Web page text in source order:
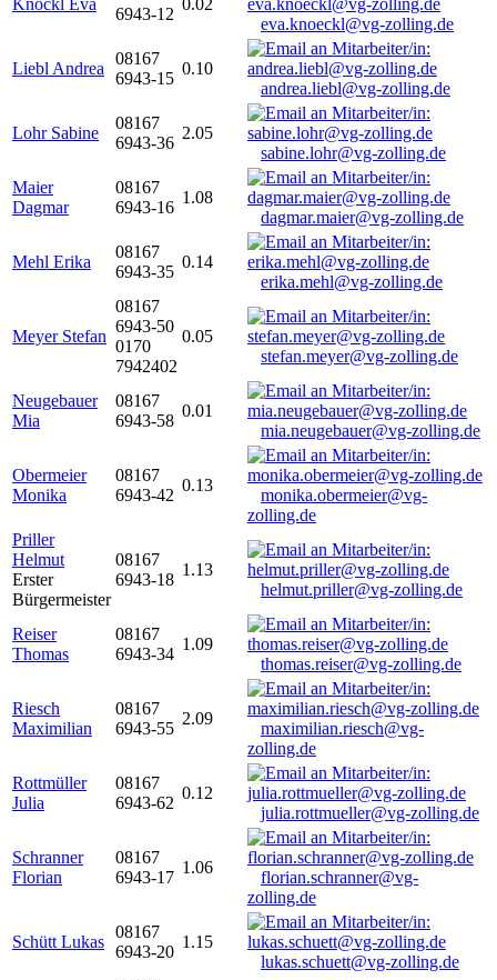
Knöckl Eva
6943-12
0.02
eva.knoeckl@vg-zolling.de
Liebl Andrea
08167
6943-15
0.10
andrea.liebl@vg-zolling.de
Lohr Sabine
08167
6943-36
2.05
sabine.lohr@vg-zolling.de
Maier
Dagmar
08167
6943-16
1.08
dagmar.maier@vg-zolling.de
Mehl Erika
08167
6943-35
0.14
erika.mehl@vg-zolling.de
Meyer Stefan
08167
6943-50
0170
7942402
0.05
stefan.meyer@vg-zolling.de
Neugebauer
Mia
08167
6943-58
0.01
mia.neugebauer@vg-zolling.de
Obermeier
Monika
08167
6943-42
0.13
monika.obermeier@vg-
zolling.de
Priller
Helmut
Erster
Bürgermeister
08167
6943-18
1.13
helmut.priller@vg-zolling.de
Reiser
Thomas
08167
6943-34
1.09
thomas.reiser@vg-zolling.de
Riesch
Maximilian
08167
6943-55
2.09
maximilian.riesch@vg-
zolling.de
Rottmüller
Julia
08167
6943-62
0.12
julia.rottmueller@vg-zolling.de
Schranner
Florian
08167
6943-17
1.06
florian.schranner@vg-
zolling.de
Schütt Lukas
08167
6943-20
1.15
lukas.schuett@vg-zolling.de